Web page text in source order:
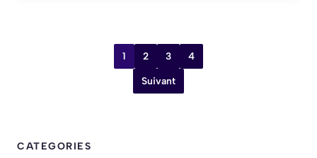
1 2 3 4
Suivant
CATEGORIES